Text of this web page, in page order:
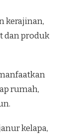
kerajinan,
dan produk
rumah,
kelapa,